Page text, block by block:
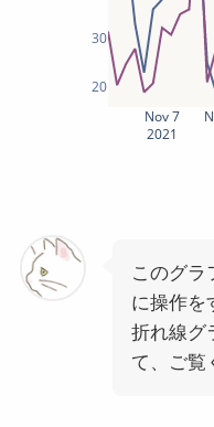
Nov 7
2021
20
30
このグラ
に操作を
折れ線グ
て、ご覧